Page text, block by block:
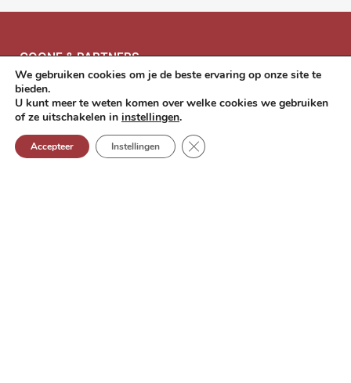
COONE & PARTNERS
Plantinkaai 10
2000 Antwerpen
+32 (0)3 260 69 90
We gebruiken cookies om je de beste ervaring op onze site te
bieden.
U kunt meer te weten komen over welke cookies we gebruiken
of ze uitschakelen in instellingen.
Accepteer Instellingen Sluit GDPR (AVG) cookie banner